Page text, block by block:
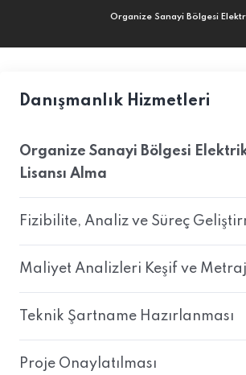
Organize Sanayi Bölgesi
Danışmanlık Hizmetleri
Organize Sanayi Bölgesi Elektrik
Lisansı Alma
Fizibilite, Analiz ve Süreç
Maliyet Analizleri Keşif ve
Teknik Şartname Hazırlanması
Proje Onaylatılması